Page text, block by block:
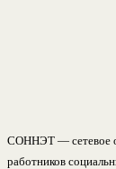
СОННЭТ — сетевое
работников